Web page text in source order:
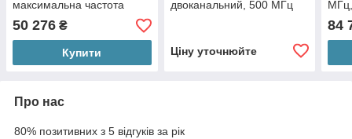
максимальна частота
вихідного сигналу до 120
МГц)
50 276 ₴
Купити
двоканальний, 500 МГц
Ціну уточнюйте
84
Про нас
80% позитивних з 5 відгуків за рік